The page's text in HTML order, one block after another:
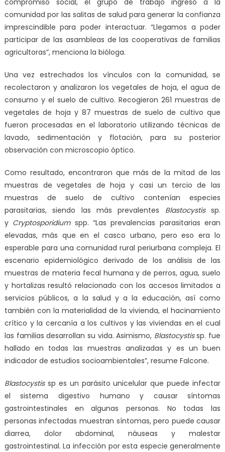
compromiso social, el grupo de trabajo ingresó a la
comunidad por las salitas de salud para generar la confianza
imprescindible para poder interactuar. “Llegamos a poder
participar de las asambleas de las cooperativas de familias
agricultoras”, menciona la bióloga.
Una vez estrechados los vínculos con la comunidad, se
recolectaron y analizaron los vegetales de hoja, el agua de
consumo y el suelo de cultivo. Recogieron 261 muestras de
vegetales de hoja y 87 muestras de suelo de cultivo que
fueron procesadas en el laboratorio utilizando técnicas de
lavado, sedimentación y flotación, para su posterior
observación con microscopio óptico.
Como resultado, encontraron que más de la mitad de las
muestras de vegetales de hoja y casi un tercio de las
muestras de suelo de cultivo contenían especies
parasitarias, siendo las más prevalentes Blastocystissp.
y Cryptosporidiumspp. “Las prevalencias parasitarias eran
elevadas, más que en el casco urbano, pero eso era lo
esperable para una comunidad rural periurbana compleja. El
escenario epidemiológico derivado de los análisis de las
muestras de materia fecal humana y de perros, agua, suelo
y hortalizas resultó relacionado con los accesos limitados a
servicios públicos, a la salud y a la educación, así como
también con la materialidad de la vivienda, el hacinamiento
crítico y la cercanía a los cultivos y las viviendas en el cual
las familias desarrollan su vida. Asimismo, Blastocystissp. fue
hallado en todas las muestras analizadas y es un buen
indicador de estudios socioambientales”, resume Falcone.
Blastocystis sp es un parásito unicelular que puede infectar
el sistema digestivo humano y causar síntomas
gastrointestinales en algunas personas. No todas las
personas infectadas muestran síntomas, pero puede causar
diarrea, dolor abdominal, náuseas y malestar
gastrointestinal. La infección por esta especie generalmente